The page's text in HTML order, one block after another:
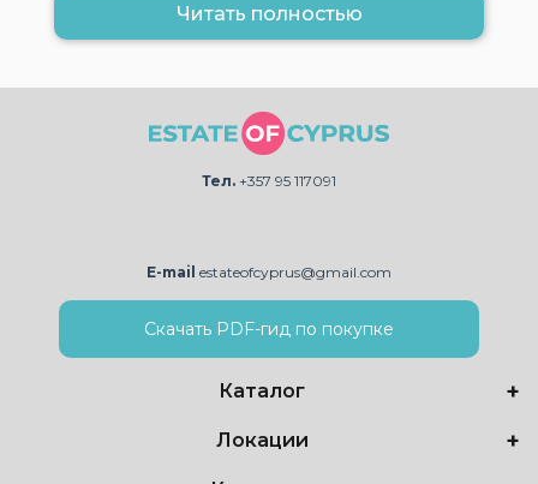
Читать полностью
Тел. +357 95 117091
E-mail estateofcyprus@gmail.com
Скачать PDF-гид по покупке
Каталог
Локации